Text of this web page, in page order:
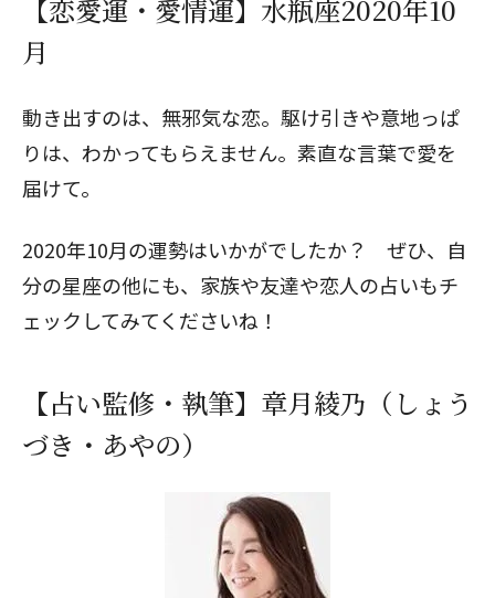
【恋愛運・愛情運】水瓶座2020年10
月
動き出すのは、無邪気な恋。駆け引きや意地っぱ
りは、わかってもらえません。素直な言葉で愛を
届けて。
2020年10月の運勢はいかがでしたか？ ぜひ、自
分の星座の他にも、家族や友達や恋人の占いもチ
ェックしてみてくださいね！
【占い監修・執筆】章月綾乃（しょう
づき・あやの）